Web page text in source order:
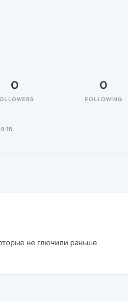
0 0
FOLLOWING
не глючили раньше